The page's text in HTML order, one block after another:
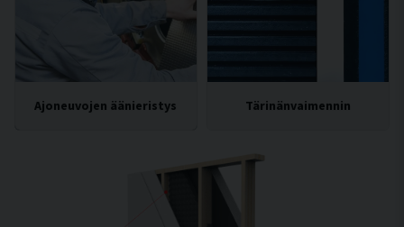
Ajoneuvojen äänieristys Tärinänvaimennin